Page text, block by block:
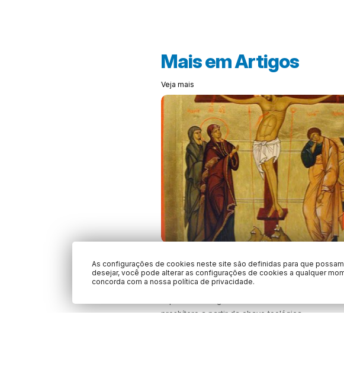
As configurações de cookies neste site são definidas para que
desejar, você pode alterar as configurações de cookies a qualquer
concorda com a nossa política de privacidade.
Mais emArtigos
Veja mais
Senhor: discipulado, kénosis
dimensão sinodal no ministério
presbítero a partir da chave teológica…